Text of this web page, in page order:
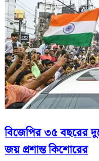
বিজেপির ৩৫ বছরের
জয় প্রশান্ত কিশোরের